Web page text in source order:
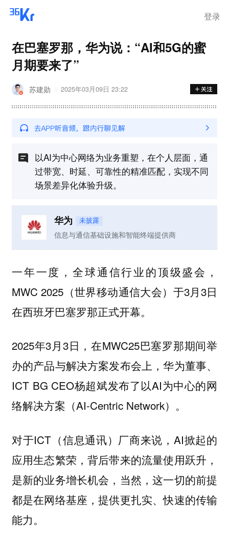
登录
在巴塞罗那，华为说：“AI和5G的蜜
月期要来了”
苏建勋 2025年03月09日 23:22
以AI为中心网络为业务重塑，在个人层面，通
过带宽、时延、可靠性的精准匹配，实现不同
场景差异化体验升级。
华为 未披露
信息与通信基础设施和智能终端提供商
一年一度，全球通信行业的顶级盛会，
MWC 2025（世界移动通信大会）于3月3日
在西班牙巴塞罗那正式开幕。
2025年3月3日，在MWC25巴塞罗那期间举
办的产品与解决方案发布会上，华为董事、
ICT BG CEO杨超斌发布了以AI为中心的网
络解决方案（AI-Centric Network）。
对于ICT（信息通讯）厂商来说，AI掀起的
应用生态繁荣，背后带来的流量使用跃升，
是新的业务增长机会，当然，这一切的前提
都是在网络基座，提供更扎实、快速的传输
能力。